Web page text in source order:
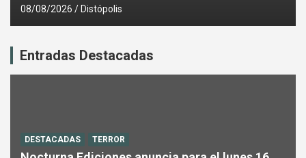
08/08/2026 Distópolis
Entradas Destacadas
DESTACADAS TERROR